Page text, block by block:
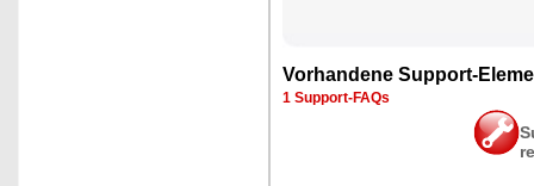
Vor­han­de­ne Sup­port-
1 Sup­port-FAQs